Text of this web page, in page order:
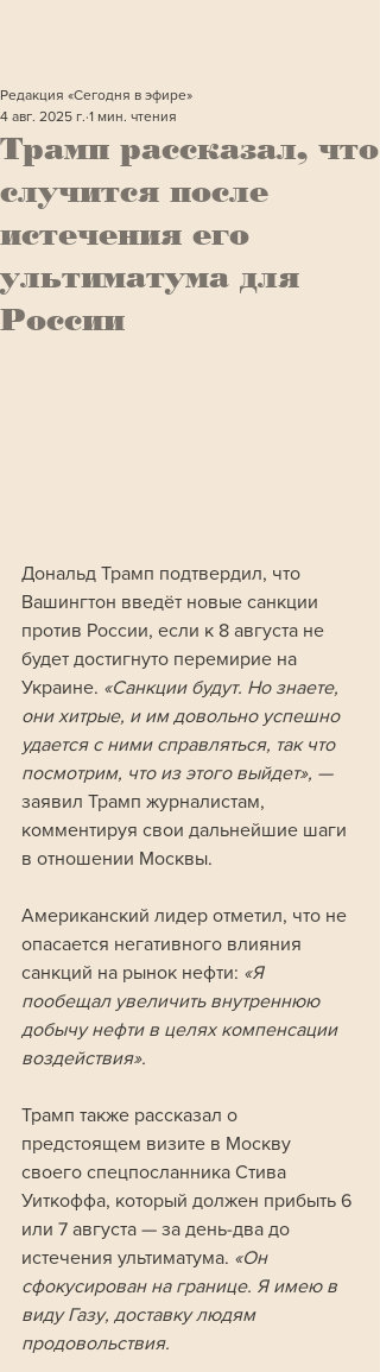
Трамп рассказал, что
случится после
истечения его
ультиматума для
России
Редакция «Сегодня в эфире»
4 авг. 2025 г. 1 мин. чтения
Дональд Трамп подтвердил, что
Вашингтон введёт новые санкции
против России, если к 8 августа не
будет достигнуто перемирие на
Украине. «Санкции будут. Но знаете,
они хитрые, и им довольно успешно
удается с ними справляться, так что
посмотрим, что из этого выйдет», —
заявил Трамп журналистам,
комментируя свои дальнейшие шаги
в отношении Москвы.
Американский лидер отметил, что не
опасается негативного влияния
санкций на рынок нефти: «Я
пообещал увеличить внутреннюю
добычу нефти в целях компенсации
воздействия».
Трамп также рассказал о
предстоящем визите в Москву
своего спецпосланника Стива
Уиткоффа, который должен прибыть 6
или 7 августа — за день-два до
истечения ультиматума. «Он
сфокусирован на границе. Я имею в
виду Газу, доставку людям
продовольствия.